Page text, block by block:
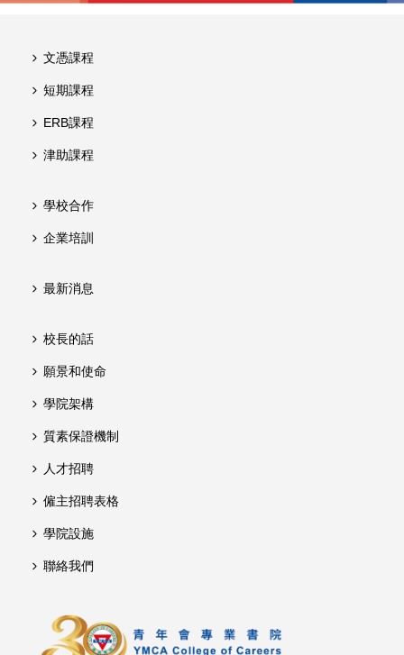
文憑課程
短期課程
ERB課程
津助課程
學校合作
企業培訓
最新消息
校長的話
願景和使命
學院架構
質素保證機制
人才招聘
僱主招聘表格
學院設施
聯絡我們